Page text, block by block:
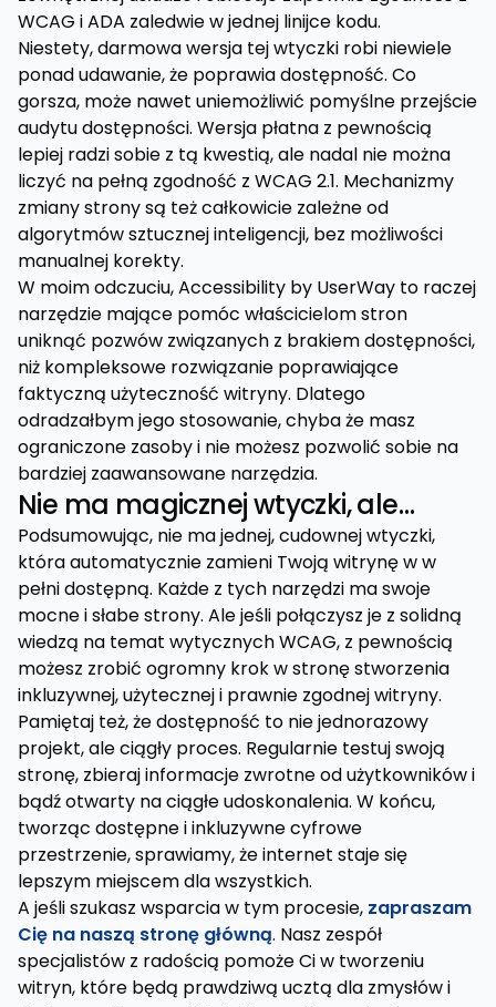
WCAG i ADA zaledwie w jednej linijce kodu.
Niestety, darmowa wersja tej wtyczki robi niewiele
ponad udawanie, że poprawia dostępność. Co
gorsza, może nawet uniemożliwić pomyślne przejście
audytu dostępności. Wersja płatna z pewnością
lepiej radzi sobie z tą kwestią, ale nadal nie można
liczyć na pełną zgodność z WCAG 2.1. Mechanizmy
zmiany strony są też całkowicie zależne od
algorytmów sztucznej inteligencji, bez możliwości
manualnej korekty.
W moim odczuciu, Accessibility by UserWay to raczej
narzędzie mające pomóc właścicielom stron
uniknąć pozwów związanych z brakiem dostępności,
niż kompleksowe rozwiązanie poprawiające
faktyczną użyteczność witryny. Dlatego
odradzałbym jego stosowanie, chyba że masz
ograniczone zasoby i nie możesz pozwolić sobie na
bardziej zaawansowane narzędzia.
Nie ma magicznej wtyczki, ale…
Podsumowując, nie ma jednej, cudownej wtyczki,
która automatycznie zamieni Twoją witrynę w w
pełni dostępną. Każde z tych narzędzi ma swoje
mocne i słabe strony. Ale jeśli połączysz je z solidną
wiedzą na temat wytycznych WCAG, z pewnością
możesz zrobić ogromny krok w stronę stworzenia
inkluzywnej, użytecznej i prawnie zgodnej witryny.
Pamiętaj też, że dostępność to nie jednorazowy
projekt, ale ciągły proces. Regularnie testuj swoją
stronę, zbieraj informacje zwrotne od użytkowników i
bądź otwarty na ciągłe udoskonalenia. W końcu,
tworząc dostępne i inkluzywne cyfrowe
przestrzenie, sprawiamy, że internet staje się
lepszym miejscem dla wszystkich.
A jeśli szukasz wsparcia w tym procesie, zapraszam
Cię na naszą stronę główną. Nasz zespół
specjalistów z radością pomoże Ci w tworzeniu
witryn, które będą prawdziwą ucztą dla zmysłów i